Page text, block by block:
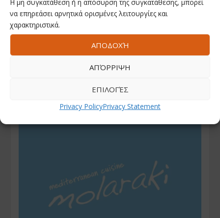
Η μη συγκατάθεση ή η απόσυρση της συγκατάθεσης, μπορεί
να επηρεάσει αρνητικά ορισμένες λειτουργίες και
χαρακτηριστικά.
ΑΠΟΔΟΧΉ
ΑΠΌΡΡΙΨΗ
ΕΠΙΛΟΓΈΣ
Privacy PolicyPrivacy Statement